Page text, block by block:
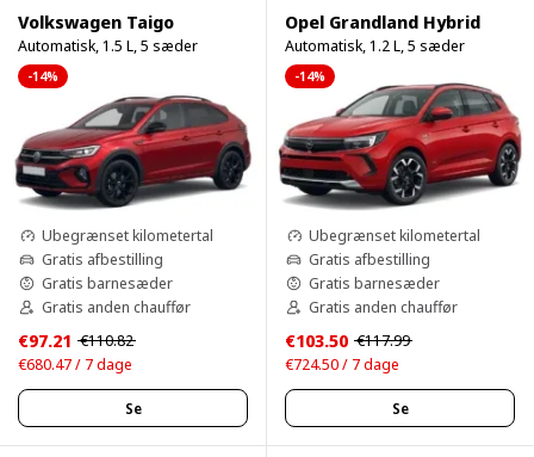
Volkswagen Taigo
Automatisk, 1.5 L, 5 sæder
-14%
Ubegrænset kilometertal
Gratis afbestilling
Gratis barnesæder
Gratis anden chauffør
€97.21 €110.82
€680.47 / 7 dage
Se
Opel Grandland Hybrid
Automatisk, 1.2 L, 5 sæder
-14%
Ubegrænset kilometertal
Gratis afbestilling
Gratis barnesæder
Gratis anden chauffør
€103.50 €117.99
€724.50 / 7 dage
Se